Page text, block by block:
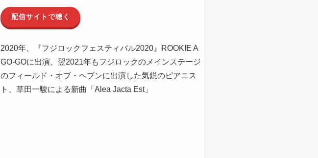
配信サイトで聴く
2020年、『フジロックフェスティバル2020』ROOKIE A
GO-GOに出演、翌2021年もフジロックのメインステージ
のフィールド・オブ・ヘブンに出演した気鋭のピアニス
ト、草田一駿による新曲「Alea Jacta Est」